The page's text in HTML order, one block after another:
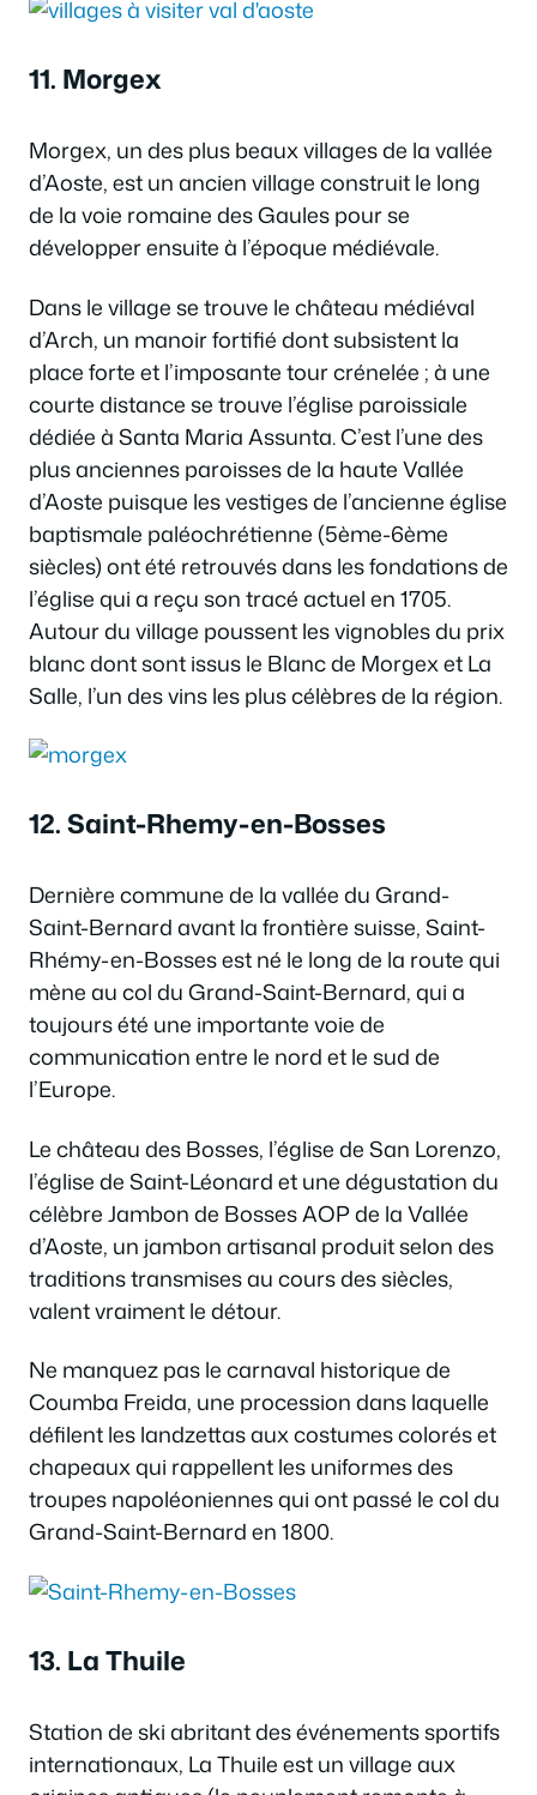
11. Morgex
Morgex, un des plus beaux villages de la vallée
d’Aoste, est un ancien village construit le long
de la voie romaine des Gaules pour se
développer ensuite à l’époque médiévale.
Dans le village se trouve le château médiéval
d’Arch, un manoir fortifié dont subsistent la
place forte et l’imposante tour crénelée ; à une
courte distance se trouve l’église paroissiale
dédiée à Santa Maria Assunta. C’est l’une des
plus anciennes paroisses de la haute Vallée
d’Aoste puisque les vestiges de l’ancienne église
baptismale paléochrétienne (5ème-6ème
siècles) ont été retrouvés dans les fondations de
l’église qui a reçu son tracé actuel en 1705.
Autour du village poussent les vignobles du prix
blanc dont sont issus le Blanc de Morgex et La
Salle, l’un des vins les plus célèbres de la région.
12. Saint-Rhemy-en-Bosses
Dernière commune de la vallée du Grand-
Saint-Bernard avant la frontière suisse, Saint-
Rhémy-en-Bosses est né le long de la route qui
mène au col du Grand-Saint-Bernard, qui a
toujours été une importante voie de
communication entre le nord et le sud de
l’Europe.
Le château des Bosses, l’église de San Lorenzo,
l’église de Saint-Léonard et une dégustation du
célèbre Jambon de Bosses AOP de la Vallée
d’Aoste, un jambon artisanal produit selon des
traditions transmises au cours des siècles,
valent vraiment le détour.
Ne manquez pas le carnaval historique de
Coumba Freida, une procession dans laquelle
défilent les landzettas aux costumes colorés et
chapeaux qui rappellent les uniformes des
troupes napoléoniennes qui ont passé le col du
Grand-Saint-Bernard en 1800.
13. La Thuile
Station de ski abritant des événements sportifs
internationaux, La Thuile est un village aux